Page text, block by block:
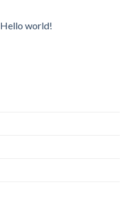
Hello world!